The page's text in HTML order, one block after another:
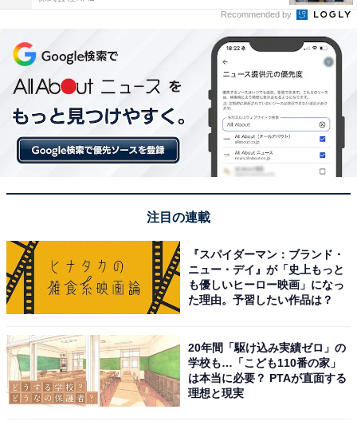
1位：五稜郭公園／53票
1位に輝いたのは、函館市の「五稜郭公園」でした。北
海道を代表する桜の名所として知られ、例年ゴールデン
ウイーク期間中にソメイヨシノやヤエザクラが見頃を迎
えます。星形の城郭を約1600本の桜がピンク色に染め上
げる光景は圧巻。隣接する五稜郭タワーの展望台から
見下ろすことができます。
回答者コメント
「好きなアニメの映画で出ていて実際に見てみたい
「5月でもまだ桜が見れる、五稜郭自体も有名で観
Recommended by
注目の連載
『スパイダーマン：ブランド・
ニュー・デイ』が「史上もっと
も優しいヒーロー映画」になっ
た理由。予習したい作品は？
20年間「駆け込み実績ゼロ」の
学校も…「こども110番の家」
は本当に必要？ PTAが直面する
理想と現実